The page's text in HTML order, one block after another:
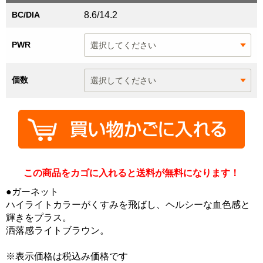
BC/DIA 8.6/14.2
PWR
個数
この商品をカゴに入れると送料が無料になります！
●ガーネット
ハイライトカラーがくすみを飛ばし、ヘルシーな血色感と
輝きをプラス。
洒落感ライトブラウン。
※表示価格は税込み価格です